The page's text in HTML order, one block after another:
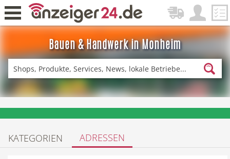
Bauen & Handwerk in Monheim
Zurück
Fitness & Sport Lieferservice
Einkaufen DE-News
KATEGORIEN ADRESSEN